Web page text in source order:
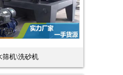
筛机\洗砂机